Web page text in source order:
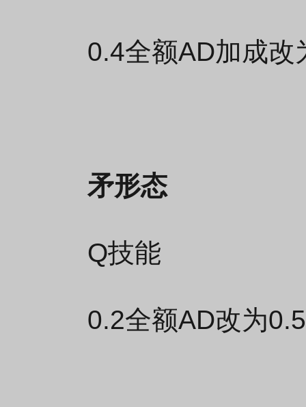
0.4全额AD加成改
矛形态
Q技能
0.2全额AD改为